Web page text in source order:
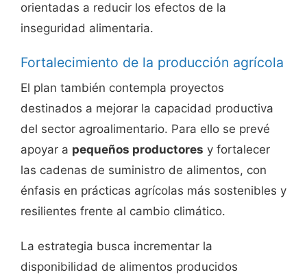
orientadas a reducir los efectos de la
inseguridad alimentaria.
Fortalecimiento de la producción agrícola
El plan también contempla proyectos
destinados a mejorar la capacidad productiva
del sector agroalimentario. Para ello se prevé
apoyar a pequeños productores y fortalecer
las cadenas de suministro de alimentos, con
énfasis en prácticas agrícolas más sostenibles y
resilientes frente al cambio climático.
La estrategia busca incrementar la
disponibilidad de alimentos producidos